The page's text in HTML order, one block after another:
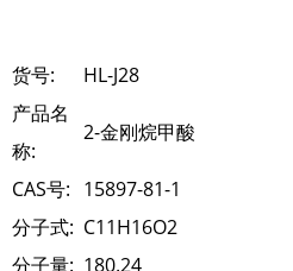
货号:
HL-J28
产品名
称:
2-金刚烷甲酸
CAS号: 15897-81-1
分子式: C11H16O2
分子量: 180.24